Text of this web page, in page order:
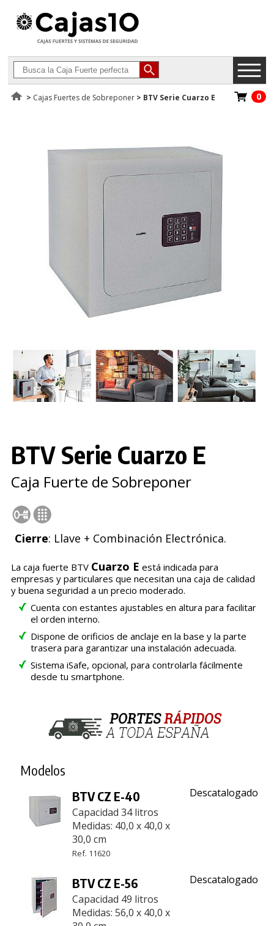
> Cajas Fuertes de Sobreponer > BTV Serie Cuarzo E 0
BTV Serie Cuarzo E
Caja Fuerte de Sobreponer
Cierre: Llave + Combinación Electrónica.
La caja fuerte BTV Cuarzo E está indicada para
empresas y particulares que necesitan una caja de calidad
y buena seguridad a un precio moderado.
Cuenta con estantes ajustables en altura para facilitar
el orden interno.
Dispone de orificios de anclaje en la base y la parte
trasera para garantizar una instalación adecuada.
Sistema iSafe, opcional, para controlarla fácilmente
desde tu smartphone.
Modelos
BTV CZ E-40
Capacidad 34 litros
Medidas: 40,0 x 40,0 x
30,0 cm
Ref. 11620
Descatalogado
BTV CZ E-56
Capacidad 49 litros
Medidas: 56,0 x 40,0 x
Descatalogado